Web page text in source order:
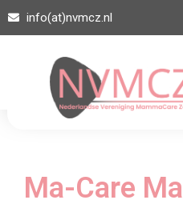
info(at)nvmcz.nl
Ma-Care